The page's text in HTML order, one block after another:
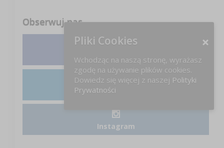
Obserwuj nas
Facebook
LinkedIn
Instagram
Pliki Cookies
Wchodząc na naszą stronę, wyrażasz
zgodę na używanie plików cookies.
Dowiedz się więcej z naszej Polityki
Prywatności